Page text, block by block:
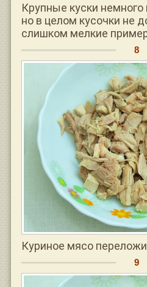
Крупные куски
но в целом кусочки не
слишком мелкие
Куриное мясо